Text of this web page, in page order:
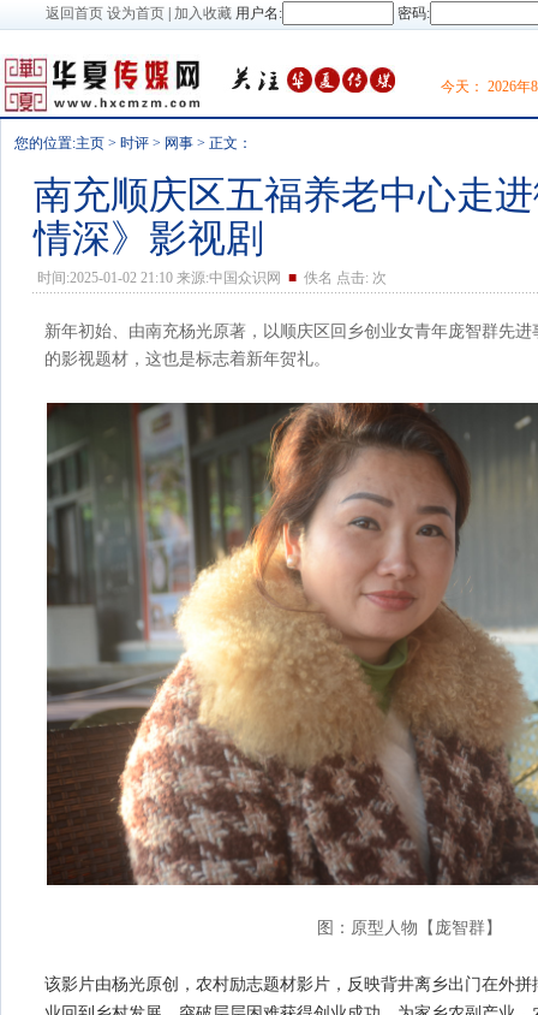
返回首页 设为首页| 加入收藏用户名: 密码:
今天： 2026年
您的位置:主页 > 时评 > 网事 > 正文：
南充顺庆区五福养老中心走
情深》影视剧
时间:2025-01-02 21:10 来源:中国众识网 ■佚名 点击: 次
新年初始、由南充杨光原著，以顺庆区回乡创业女青年庞智群先
的影视题材，这也是标志着新年贺礼。
图：原型人物【庞智群】
该影片由杨光原创 ，农村励志题材影片，反映背井离乡出门在外